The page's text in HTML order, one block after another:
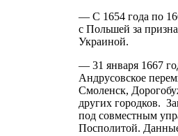
— С 1654 года по
с Польшей за
Украиной.
— 31 января 1667
Андрусовское
Смоленск,
других городков.
под совместным
Посполитой.